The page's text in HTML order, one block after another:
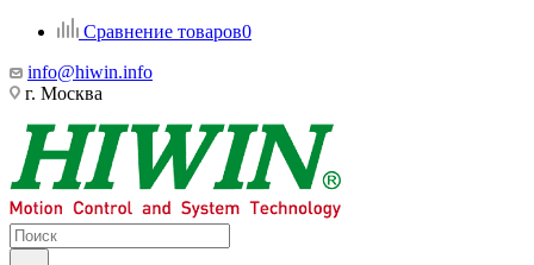
Сравнение товаров0
info@hiwin.info
г. Москва